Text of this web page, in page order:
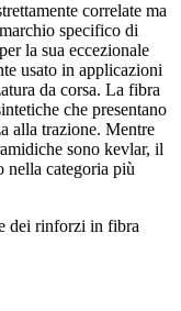
correlate ma
specifico di
la sua eccezionale
usato in applicazioni
da corsa. La fibra
che presentano
alla trazione. Mentre
sono kevlar, il
nella categoria più
dei rinforzi in fibra